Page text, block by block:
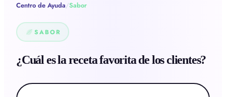
Centro de Ayuda/Sabor
SABOR
¿Cuál es la receta favorita de los clientes?